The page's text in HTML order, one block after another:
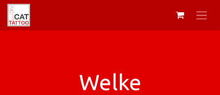
Welke